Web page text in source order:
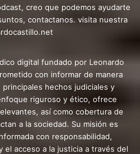
creo que podemos ayudarte
contactanos. visita nuestra
digital fundado por Leonardo
con informar de manera
hechos judiciales y
riguroso y ético, ofrece
así como cobertura de
a la sociedad. Su misión es
con responsabilidad,
el acceso a la justicia a través del